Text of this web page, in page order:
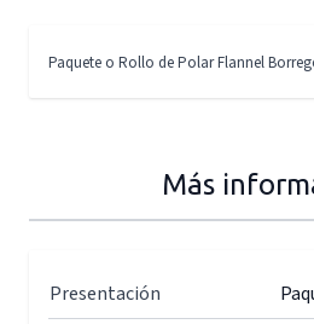
Paquete o Rollo de Polar Flannel
Más
Presentación